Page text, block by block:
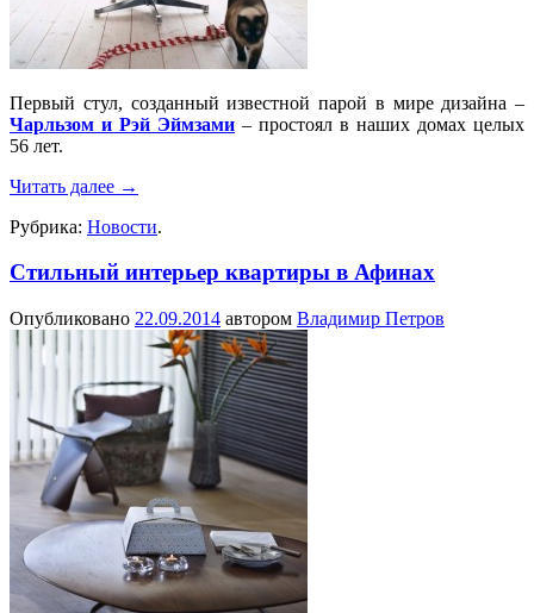
Первый стул, созданный известной парой в мире дизайна –
Чарльзом и Рэй Эймзами – простоял в наших домах целых
56 лет.
Читать далее →
Рубрика: Новости.
Стильный интерьер квартиры в Афинах
Опубликовано 22.09.2014 автором Владимир Петров